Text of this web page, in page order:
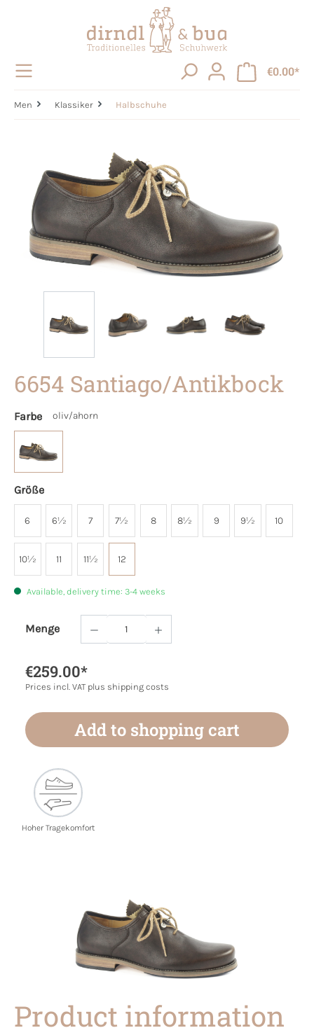
€0.00*
Men Klassiker Halbschuhe
6654 Santiago/Antikbock
Farbe oliv/ahorn
Größe
6 6½ 7 7½ 8 8½ 9 9½ 10
10½ 11 11½ 12
Available, delivery time: 3-4 weeks
Menge
Product Quantity: Enter the desired
€259.00*
Prices incl. VAT plus shipping costs
Add to shopping cart
Hoher Tragekomfort
Product information